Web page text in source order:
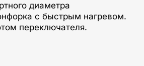
диаметра
с быстрым нагревом.
переключателя.